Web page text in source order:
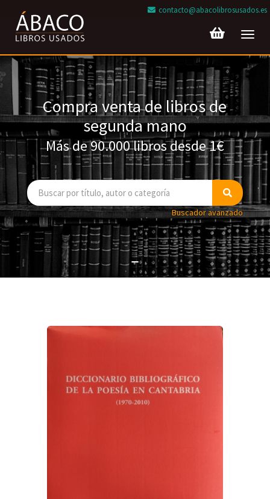
contacto@abacolibrosusados.es
Compra venta de libros de
segunda mano
Más de 90.000 libros desde 1€
Buscador avanzado